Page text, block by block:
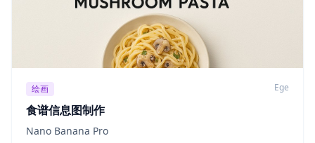
绘画 Ege
食谱信息图制作
Nano Banana Pro